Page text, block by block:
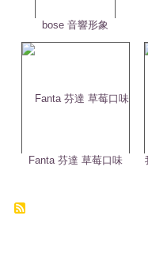
bose 音響形象
Fanta 芬達 草莓口味